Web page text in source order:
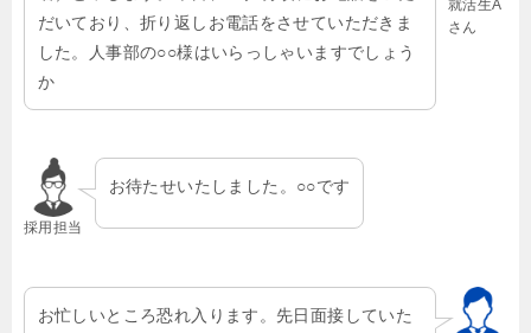
就活生A
さん
だいており、折り返しお電話をさせていただきま
した。人事部の○○様はいらっしゃいますでしょう
か
採用担当
お待たせいたしました。○○です
お忙しいところ恐れ入ります。先日面接していた